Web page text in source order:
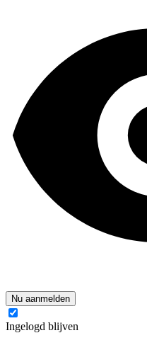
Nu aanmelden
Ingelogd blijven